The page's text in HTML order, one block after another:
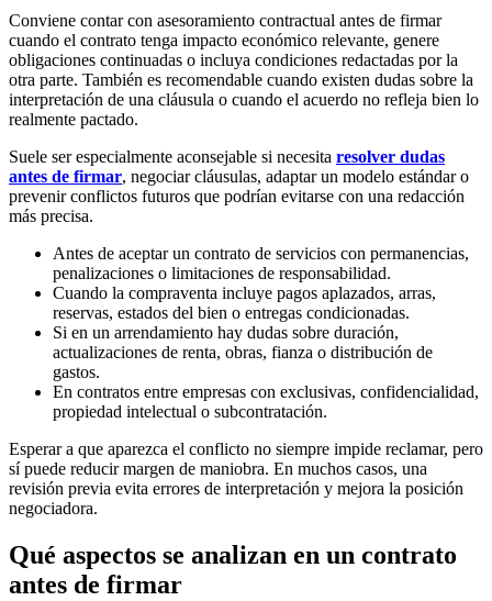
Conviene contar con asesoramiento contractual antes de firmar
cuando el contrato tenga impacto económico relevante, genere
obligaciones continuadas o incluya condiciones redactadas por la
otra parte. También es recomendable cuando existen dudas sobre la
interpretación de una cláusula o cuando el acuerdo no refleja bien lo
realmente pactado.
Suele ser especialmente aconsejable si necesita resolver dudas
antes de firmar, negociar cláusulas, adaptar un modelo estándar o
prevenir conflictos futuros que podrían evitarse con una redacción
más precisa.
Antes de aceptar un contrato de servicios con permanencias,
penalizaciones o limitaciones de responsabilidad.
Cuando la compraventa incluye pagos aplazados, arras,
reservas, estados del bien o entregas condicionadas.
Si en un arrendamiento hay dudas sobre duración,
actualizaciones de renta, obras, fianza o distribución de
gastos.
En contratos entre empresas con exclusivas, confidencialidad,
propiedad intelectual o subcontratación.
Esperar a que aparezca el conflicto no siempre impide reclamar, pero
sí puede reducir margen de maniobra. En muchos casos, una
revisión previa evita errores de interpretación y mejora la posición
negociadora.
Qué aspectos se analizan en un contrato
antes de firmar